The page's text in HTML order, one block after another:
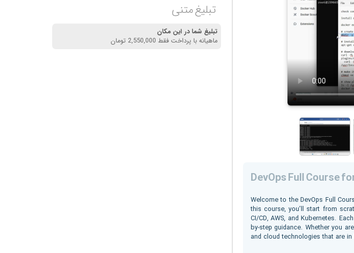
DevOps Full Course
Welcome to the DevOps Full
this course, you’ll start from
CI/CD, AWS, and Kubernetes.
by-step guidance. Whether you
and cloud technologies that are
تبلیغ متنی
تبلیغ شما در این مکان
ماهیانه با پرداخت فقط 2,550,000 تومان